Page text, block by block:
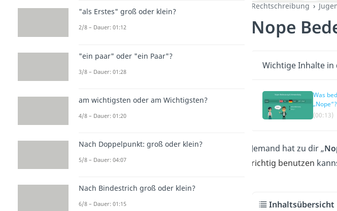
Rechtschreibung
Nope
Wichtige Inhalte in
Was
„Nope“?
(00:13)
Jemand hat zu dir „
richtig benutzen
Inhaltsübersicht
"als Erstes" groß oder klein?
2/8 – Dauer: 01:12
"ein paar" oder "ein Paar"?
3/8 – Dauer: 01:28
am wichtigsten oder am Wichtigsten?
4/8 – Dauer: 01:20
Nach Doppelpunkt: groß oder klein?
5/8 – Dauer: 04:07
Nach Bindestrich groß oder klein?
6/8 – Dauer: 01:15